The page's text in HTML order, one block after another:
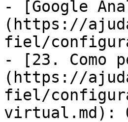
- [Google
(https://
fiel/
- [23. Como
(https://
fiel/
virtual.md):